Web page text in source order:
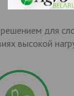
для
высокой